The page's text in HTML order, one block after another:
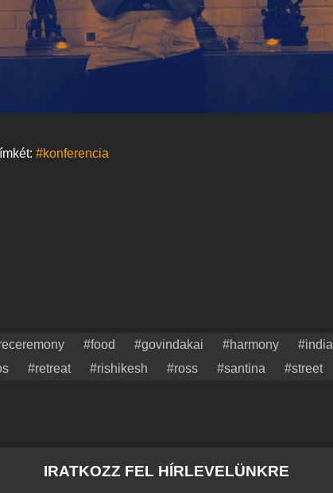
#konferencia
#food #govindakai #harmony #india
#retreat #rishikesh #ross #santina #street
IRATKOZZ FEL HÍRLEVELÜNKRE